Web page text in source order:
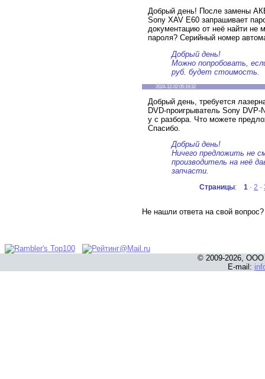
Добрый день! После замены
Sony XAV E60 запрашивает
документацию от неё найти не
пароля? Серийный номер
Добрый день!
Можно попробовать,
руб. будет стоимость.
2024-12-02 05:19:32
Добрый день, требуется
DVD-проигрыватель Sony
у с разбора. Что можете
Спасибо.
Добрый день!
Ничего предложить не
производитель на неё
запчасти.
Страницы:1 ·2 ·
Не нашли ответа на свой
© 2009-2026, ООО
E-mail: